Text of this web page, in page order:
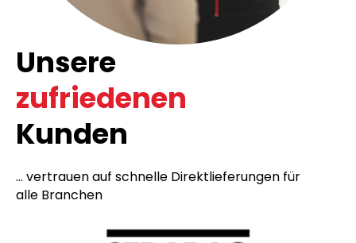
Unsere
zufriedenen
Kunden
... vertrauen auf schnelle Direktlieferungen für
alle Branchen